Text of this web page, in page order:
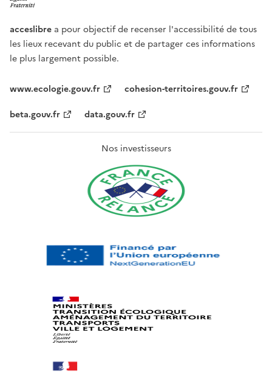
acceslibre a pour objectif de recenser l'accessibilité de tous
les lieux recevant du public et de partager ces informations
le plus largement possible.
www.ecologie.gouv.fr
cohesion-territoires.gouv.fr
beta.gouv.fr
data.gouv.fr
Nos investisseurs